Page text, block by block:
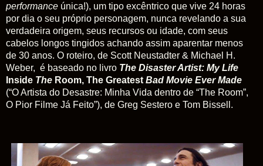
performance única!), um tipo excêntrico que vive 24 horas
por dia o seu próprio personagem, nunca revelando a sua
verdadeira origem, seus recursos ou idade, com seus
cabelos longos tingidos achando assim aparentar menos
de 30 anos. O roteiro, de Scott Neustadter & Michael H.
Weber, é baseado no livro The DisasterArtist: My Life
Inside The Room, The Greatest Bad Movie Ever Made
(“O Artista do Desastre: Minha Vida dentro de “The Room”,
O Pior Filme Já Feito”), de Greg Sestero e Tom Bissell.